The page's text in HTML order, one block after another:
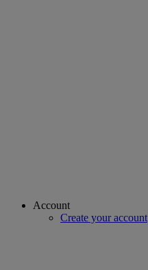
Account
Create your account